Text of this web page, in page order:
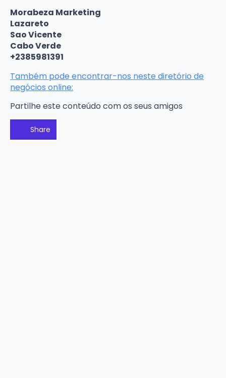
Morabeza Marketing
Lazareto
Sao Vicente
Cabo Verde
+2385981391
Também pode encontrar-nos neste diretório de
negócios online:
Partilhe este conteúdo com os seus amigos
Share